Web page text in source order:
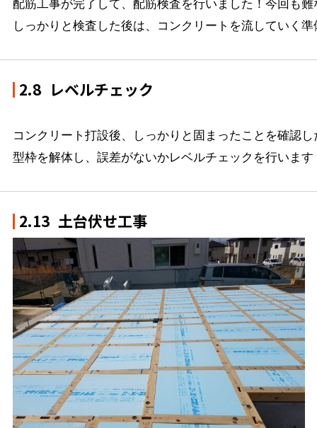
配筋工事が完了して、配筋検査を行いました！今回も
しっかりと検査した後は、コンクリートを流していく
2.8 レベルチェック
コンクリート打設後、しっかりと固まったことを確認し
型枠を解体し、誤差がないかレベルチェックを行います
2.13 土台伏せ工事